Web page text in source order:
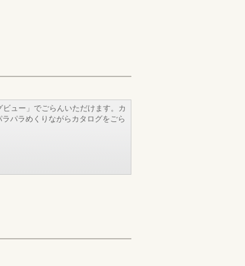
ュー」でごらんいただけます。カ
パラめくりながらカタログをごら